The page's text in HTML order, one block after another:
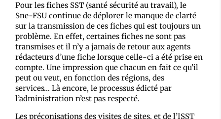
Pour les fiches SST (santé sécurité au travail), le
Sne-FSU continue de déplorer le manque de clarté
sur la transmission de ces fiches qui est toujours un
problème. En effet, certaines fiches ne sont pas
transmises et il n’y a jamais de retour aux agents
rédacteurs d’une fiche lorsque celle-ci a été prise en
compte. Une impression que chacun en fait ce qu’il
peut ou veut, en fonction des régions, des
services… Là encore, le processus édicté par
l’administration n’est pas respecté.
Les préconisations des visites de sites, et de l’ISST